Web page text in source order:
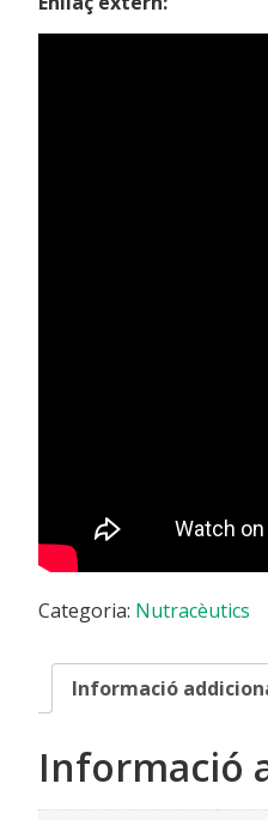
Categoria: Nutracèutics
Informació
Informació